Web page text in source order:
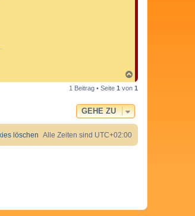
n
C
m
x
a
c
o
b
e
1 Beitrag • Seite 1 von 1
GEHE ZU
Alle Zeiten sind UTC+02:00
löschen